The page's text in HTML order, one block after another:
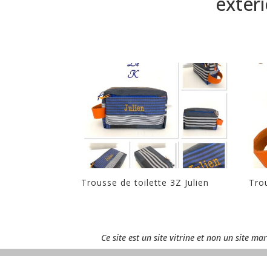
Trousse de toilette 3Z Julien
Ce site est un site vitrine et non un site